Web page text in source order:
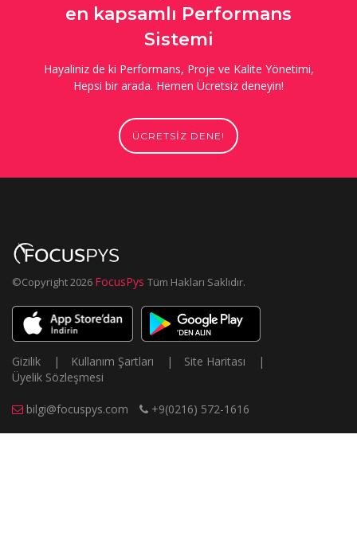
en kapsamlı Performans
Sistemi
Hayaliniz de ki Performans, Proje ve Kalite Yönetimi,
Hepsi bir arada. Hemen Ücretsiz deneyin!
ÜCRETSİZ DENE!
©Copyright2026 FocusPys Tüm Hakları Saklıdır.
Gizilik | Kullanım Şartları | Site Haritası
|
Üyelik Sözleşmesi
bilgi@focuspys.com +9(0216) 572-1616